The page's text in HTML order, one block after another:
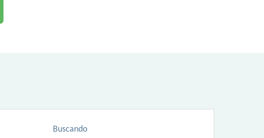
Buscando